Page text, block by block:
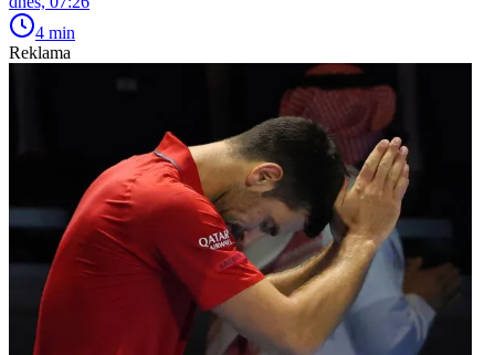
4 min
Reklama